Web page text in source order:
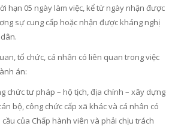
hạn 05 ngày làm việc, kể từ ngày nhận được
sự cung cấp hoặc nhận được kháng nghị
tổ chức, cá nhân có liên quan trong việc
án:
chức tư pháp – hộ tịch, địa chính – xây dựng
bộ, công chức cấp xã khác và cá nhân có
của Chấp hành viên và phải chịu trách